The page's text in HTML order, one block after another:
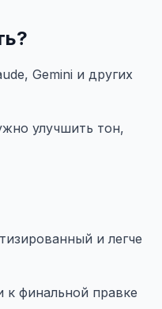
Gemini и других
улучшить тон,
и легче
к финальной правке